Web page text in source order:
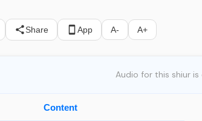
Share App A- A+
Audio for this shiur
Content